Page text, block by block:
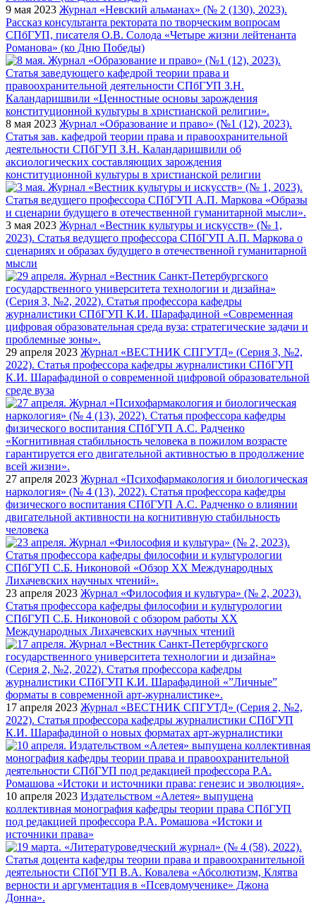
9 мая 2023 Журнал «Невский альманах» (№ 2 (130), 2023).
Рассказ консультанта ректората по творческим вопросам
СПбГУП, писателя О.В. Солода «Четыре жизни лейтенанта
Романова» (ко Дню Победы)
8 мая 2023 Журнал «Образование и право» (№1 (12), 2023).
Статья зав. кафедрой теории права и правоохранительной
деятельности СПбГУП З.Н. Каландаришвили об
аксиологических составляющих зарождения
конституционной культуры в христианской религии
3 мая 2023 Журнал «Вестник культуры и искусств» (№ 1,
2023). Статья ведущего профессора СПбГУП А.П. Маркова о
сценариях и образах будущего в отечественной гуманитарной
мысли
29 апреля 2023 Журнал «ВЕСТНИК СПГУТД» (Серия 3, №2,
2022). Статья профессора кафедры журналистики СПбГУП
К.И. Шарафадиной о современной цифровой образовательной
среде вуза
27 апреля 2023 Журнал «Психофармакология и биологическая
наркология» (№ 4 (13), 2022). Статья профессора кафедры
физического воспитания СПбГУП А.С. Радченко о влиянии
двигательной активности на когнитивную стабильность
человека
23 апреля 2023 Журнал «Философия и культура» (№ 2, 2023).
Статья профессора кафедры философии и культурологии
СПбГУП С.Б. Никоновой с обзором работы XX
Международных Лихачевских научных чтений
17 апреля 2023 Журнал «ВЕСТНИК СПГУТД» (Серия 2, №2,
2022). Статья профессора кафедры журналистики СПбГУП
К.И. Шарафадиной о новых форматах арт-журналистики
10 апреля 2023 Издательством «Алетея» выпущена
коллективная монография кафедры теории права СПбГУП
под редакцией профессора Р.А. Ромашова «Истоки и
источники права»